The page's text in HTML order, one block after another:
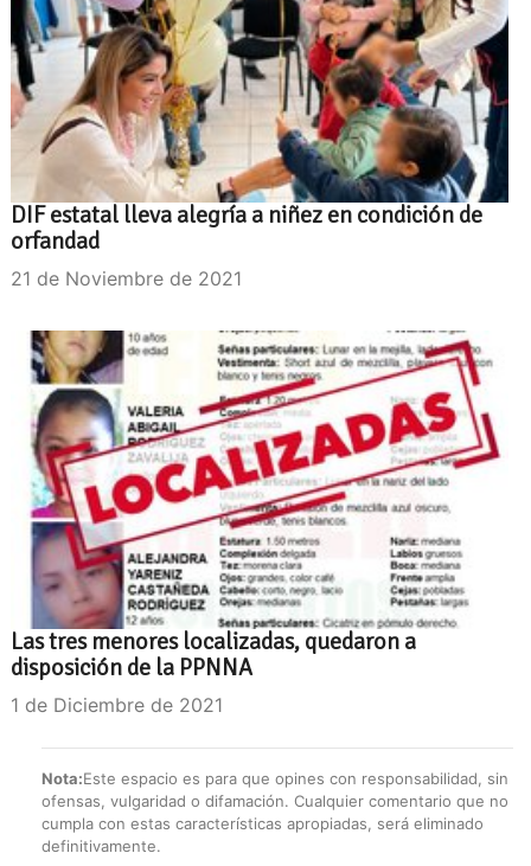
DIF estatal lleva alegría a niñez en condición de
orfandad
21 de Noviembre de 2021
Las tres menores localizadas, quedaron a
disposición de la PPNNA
1 de Diciembre de 2021
Nota:Este espacio es para que opines con responsabilidad, sin
ofensas, vulgaridad o difamación. Cualquier comentario que no
cumpla con estas características apropiadas, será eliminado
definitivamente.